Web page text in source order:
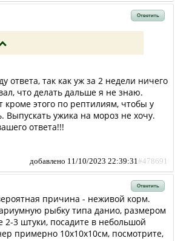
Ответить
ответа, так как уж за 2 недели ничего
что делать дальше я не знаю.
этого по рептилиям, чтобы у
Выпускать ужика на мороз не хочу.
ответа!!!
добавлено 11/10/2023 22:39:31 #478691
Ответить
причина - неживой корм.
рыбку типа данио, размером
3 штуки, посадите в небольшой
примерно 10х10х10см, посмотрите,